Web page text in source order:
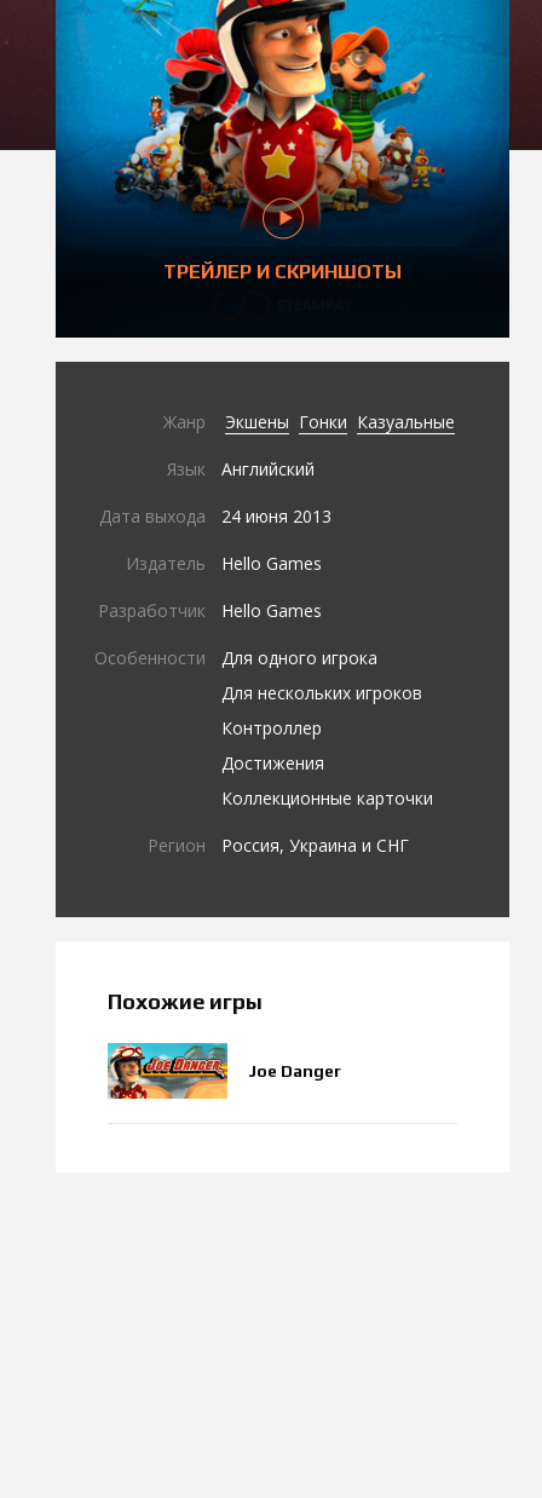
ТРЕЙЛЕР И СКРИНШОТЫ
Жанр Экшены Гонки Казуальные
Язык Английский
Дата выхода 24 июня 2013
Издатель Hello Games
Разработчик Hello Games
Особенности
Для одного игрока
Для нескольких игроков
Контроллер
Достижения
Коллекционные карточки
Регион Россия, Украина и СНГ
Похожие игры
Joe Danger